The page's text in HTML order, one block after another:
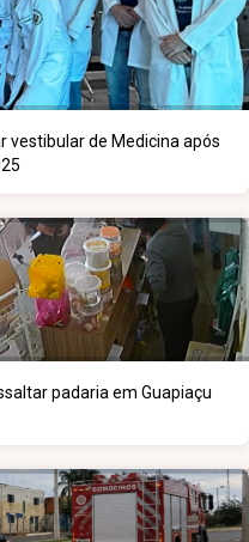
vestibular de Medicina após
padaria em Guapiaçu